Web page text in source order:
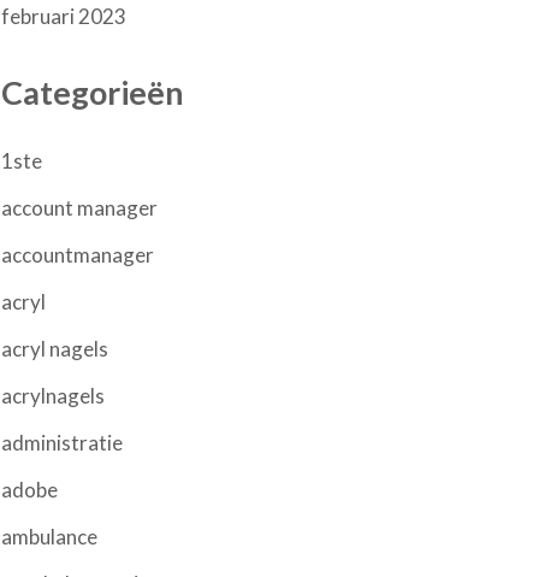
februari 2023
Categorieën
1ste
account manager
accountmanager
acryl
acryl nagels
acrylnagels
administratie
adobe
ambulance